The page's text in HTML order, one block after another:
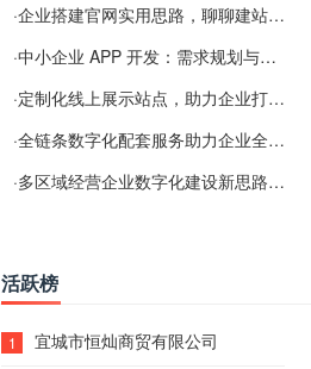
·企业搭建官网实用思路，聊聊建站容易忽视的问题
·中小企业 APP 开发：需求规划与项目落地避坑经验分享
·定制化线上展示站点，助力企业打通线上经营渠道
·全链条数字化配套服务助力企业全域线上经营
·多区域经营企业数字化建设新思路：多端载体与地域检索一体化落地思路分享
活跃榜
1 宜城市恒灿商贸有限公司